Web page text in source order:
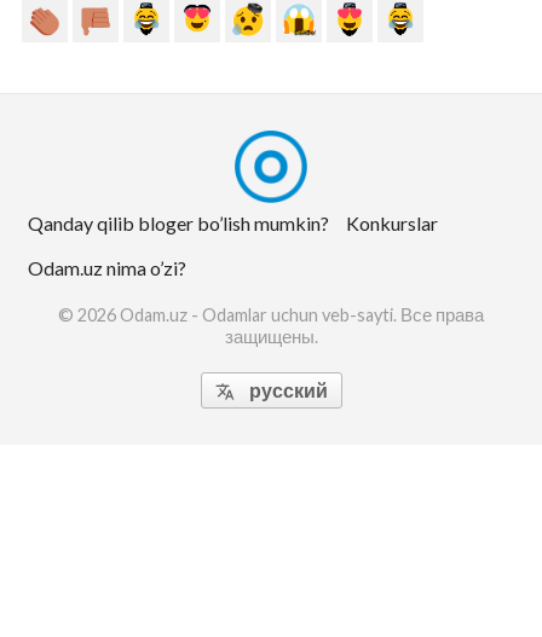
Qanday qilib bloger bo’lish mumkin?
Konkurslar
Odam.uz nima o’zi?
© 2026 Odam.uz - Odamlar uchun veb-sayti. Все права
защищены.
 русский